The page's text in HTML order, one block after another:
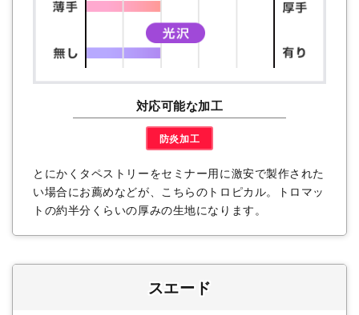
対応可能な加工
防炎加工
とにかくタペストリーをセミナー用に激安で製作された
い場合にお薦めなどが、こちらのトロピカル。トロマッ
トの約半分くらいの厚みの生地になります。
スエード